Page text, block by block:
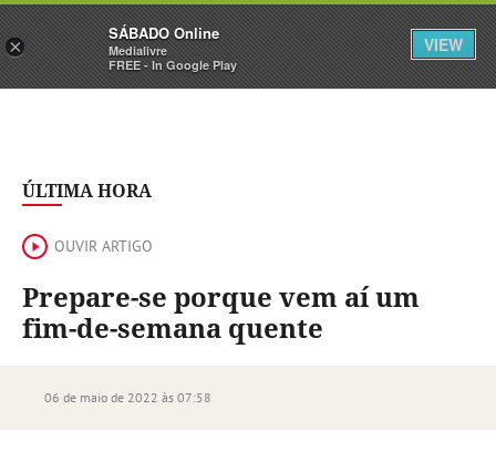
Sábado Assine Iniciar Sessão
ÚLTIMA HORA
OUVIR ARTIGO
Prepare-se porque vem aí um
fim-de-semana quente
06 de maio de 2022 às 07:58
×
SÁBADO Online
Medialivre
FREE - In Google Play
VIEW